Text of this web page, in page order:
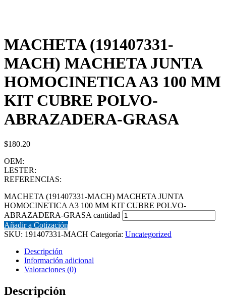
MACHETA (191407331-
MACH) MACHETA JUNTA
HOMOCINETICA A3 100 MM
KIT CUBRE POLVO-
ABRAZADERA-GRASA
$180.20
OEM:
LESTER:
REFERENCIAS:
MACHETA (191407331-MACH) MACHETA JUNTA
HOMOCINETICA A3 100 MM KIT CUBRE POLVO-
ABRAZADERA-GRASA cantidad
Añadir a Cotización
SKU: 191407331-MACH Categoría: Uncategorized
Descripción
Información adicional
Valoraciones (0)
Descripción